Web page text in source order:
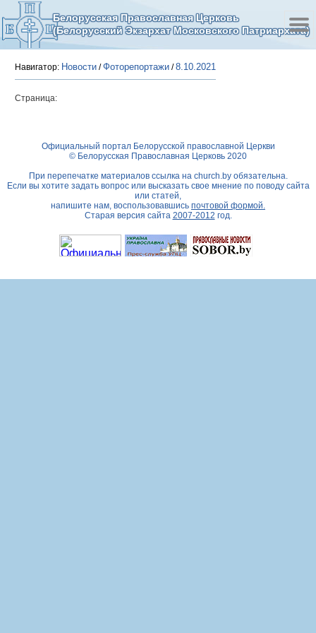
Белорусская Православная Церковь
(Белорусский Экзархат Московского Патриархата)
Навигатор: Новости /Фоторепортажи /8.10.2021
Страница:
Официальный портал Белорусской православной Церкви
© Белорусская Православная Церковь 2020
При перепечатке материалов ссылка на church.byобязательна.
Если вы хотите задать вопрос или высказать свое мнение по поводу сайта
или статей,
напишите нам, воспользовавшись почтовой формой.
Старая версия сайта 2007-2012 год.